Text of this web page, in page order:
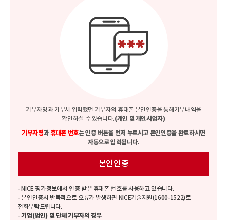
기부자명과 기부시 입력했던 기부자의 휴대폰 본인인증을 통해기부내역을
확인하실 수 있습니다.(개인 및 개인사업자)
기부자명과휴대폰 번호는 인증 버튼을 먼저 누르시고 본인인증을 완료하시면
자동으로 입력됩니다.
본인인증
- NICE 평가정보에서 인증 받은 휴대폰 번호를 사용하고 있습니다.
- 본인인증시 반복적으로 오류가 발생하면 NICE기술지원(1600-1522)로
전화부탁드립니다.
-기업(법인) 및 단체 기부자의 경우